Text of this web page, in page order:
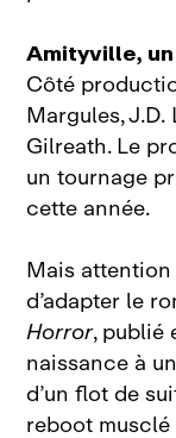
Amityville,
Côté
Margules,
Gilreath. Le
un tournage
cette année.
Mais
d’adapter le
Horror, publié
naissance à
d’un flot de
reboot